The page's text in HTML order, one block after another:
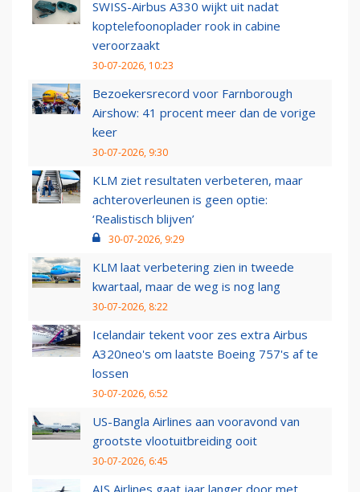
SWISS-Airbus A330 wijkt uit nadat
koptelefoonoplader rook in cabine
veroorzaakt
30-07-2026, 10:23
Bezoekersrecord voor Farnborough
Airshow: 41 procent meer dan de vorige
keer
30-07-2026, 9:30
KLM ziet resultaten verbeteren, maar
achteroverleunen is geen optie:
‘Realistisch blijven’
30-07-2026, 9:29
KLM laat verbetering zien in tweede
kwartaal, maar de weg is nog lang
30-07-2026, 8:22
Icelandair tekent voor zes extra Airbus
A320neo's om laatste Boeing 757's af te
lossen
30-07-2026, 6:52
US-Bangla Airlines aan vooravond van
grootste vlootuitbreiding ooit
30-07-2026, 6:45